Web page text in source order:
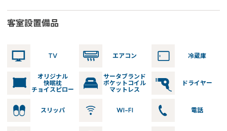
客室設置備品
TV エアコン 冷蔵庫
オリジナル
快眠枕
チョイスピロー
サータブランド
ポケットコイル
マットレス
ドライヤー
スリッパ WI-FI 電話